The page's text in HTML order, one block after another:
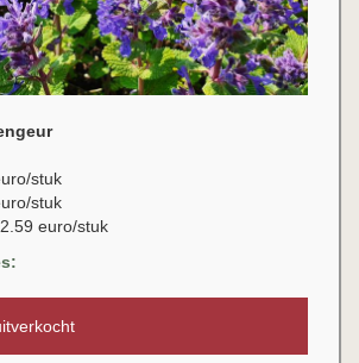
stuk
stuk
euro/stuk